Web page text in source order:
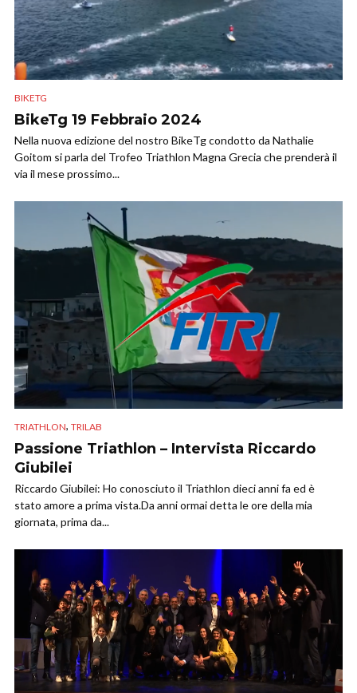
BIKETG
BikeTg 19 Febbraio 2024
Nella nuova edizione del nostro BikeTg condotto da Nathalie
Goitom si parla del Trofeo Triathlon Magna Grecia che prenderà il
via il mese prossimo...
TRIATHLON, TRILAB
Passione Triathlon – Intervista Riccardo
Giubilei
Riccardo Giubilei: Ho conosciuto il Triathlon dieci anni fa ed è
stato amore a prima vista.Da anni ormai detta le ore della mia
giornata, prima da...